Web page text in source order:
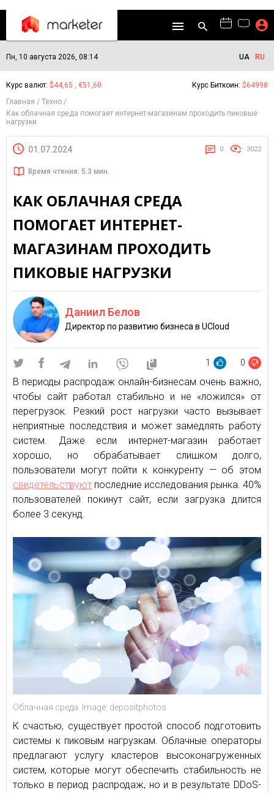
Пн, 10 августа 2026, 08:14 UA RU
Курс валют: $44,65 , €51,60 Курс Биткоин: $64998
Главная
Техно
Как облачная среда помогает интернет-магазинам проходить пиковые
нагрузки
01.07.2024 0 3022
Время чтения: 5.3 мин.
КАК ОБЛАЧНАЯ СРЕДА
ПОМОГАЕТ ИНТЕРНЕТ-
МАГАЗИНАМ ПРОХОДИТЬ
ПИКОВЫЕ НАГРУЗКИ
Даниил Белов
Директор по развитию бизнеса в UCloud
1 0
В периоды распродаж онлайн-бизнесам очень важно,
чтобы сайт работал стабильно и не «ложился» от
перегрузок. Резкий рост нагрузки часто вызывает
неприятные последствия и может замедлять работу
систем. Даже если интернет-магазин работает
хорошо, но обрабатывает слишком долго,
пользователи могут пойти к конкуренту — об этом
свидетельствуют последние исследования рынка. 40%
пользователей покинут сайт, если загрузка длится
более 3 секунд.
Облачная среда. Image: depositphotos
К счастью, существует простой способ подготовить
системы к пиковым нагрузкам. Облачные операторы
предлагают услугу кластеров высоконагруженных
систем, которые могут обеспечить стабильность не
только в период распродаж, но и в результате DDoS-